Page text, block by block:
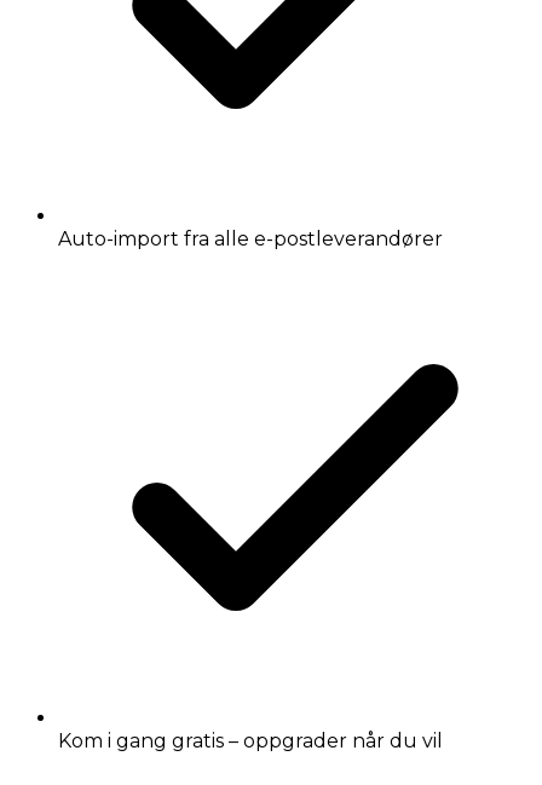
Auto-import fra alle e-postleverandører
Kom i gang gratis – oppgrader når du vil